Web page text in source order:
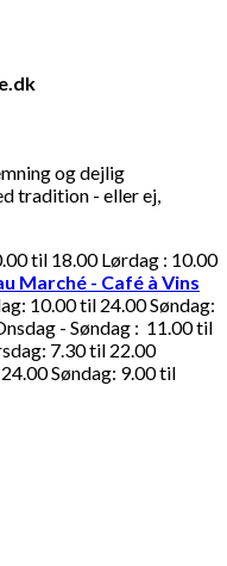
og dejlig
tradition - eller ej,
til 18.00 Lørdag : 10.00
Marché - Café à Vins
10.00 til 24.00 Søndag:
- Søndag : 11.00 til
7.30 til 22.00
Søndag: 9.00 til